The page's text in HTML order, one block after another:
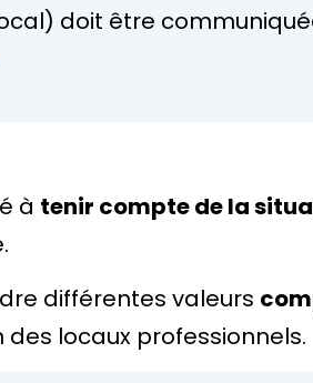
doit être
à tenir compte de la
différentes valeurs
locaux professionnels.